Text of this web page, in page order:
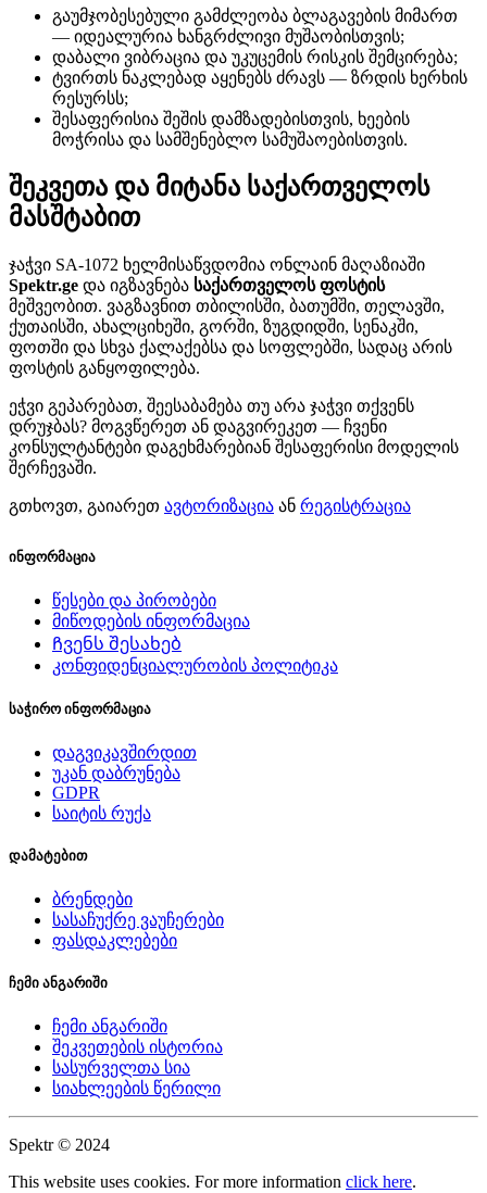
გაუმჯობესებული გამძლეობა ბლაგავების მიმართ
— იდეალურია ხანგრძლივი მუშაობისთვის;
დაბალი ვიბრაცია და უკუცემის რისკის შემცირება;
ტვირთს ნაკლებად აყენებს ძრავს — ზრდის ხერხის
რესურსს;
შესაფერისია შეშის დამზადებისთვის, ხეების
მოჭრისა და სამშენებლო სამუშაოებისთვის.
შეკვეთა და მიტანა საქართველოს
მასშტაბით
ჯაჭვი SA-1072 ხელმისაწვდომია ონლაინ მაღაზიაში
Spektr.ge და იგზავნება საქართველოს ფოსტის
მეშვეობით. ვაგზავნით თბილისში, ბათუმში, თელავში,
ქუთაისში, ახალციხეში, გორში, ზუგდიდში, სენაკში,
ფოთში და სხვა ქალაქებსა და სოფლებში, სადაც არის
ფოსტის განყოფილება.
ეჭვი გეპარებათ, შეესაბამება თუ არა ჯაჭვი თქვენს
დრუჯბას? მოგვწერეთ ან დაგვირეკეთ — ჩვენი
კონსულტანტები დაგეხმარებიან შესაფერისი მოდელის
შერჩევაში.
გთხოვთ, გაიარეთ ავტორიზაცია ან რეგისტრაცია
ინფორმაცია
წესები და პირობები
მიწოდების ინფორმაცია
Ჩვენს შესახებ
კონფიდენციალურობის პოლიტიკა
საჭირო ინფორმაცია
დაგვიკავშირდით
უკან დაბრუნება
GDPR
საიტის რუქა
დამატებით
ბრენდები
სასაჩუქრე ვაუჩერები
ფასდაკლებები
ჩემი ანგარიში
ჩემი ანგარიში
შეკვეთების ისტორია
სასურველთა სია
სიახლეების წერილი
Spektr © 2024
This website uses cookies. For more information click here.